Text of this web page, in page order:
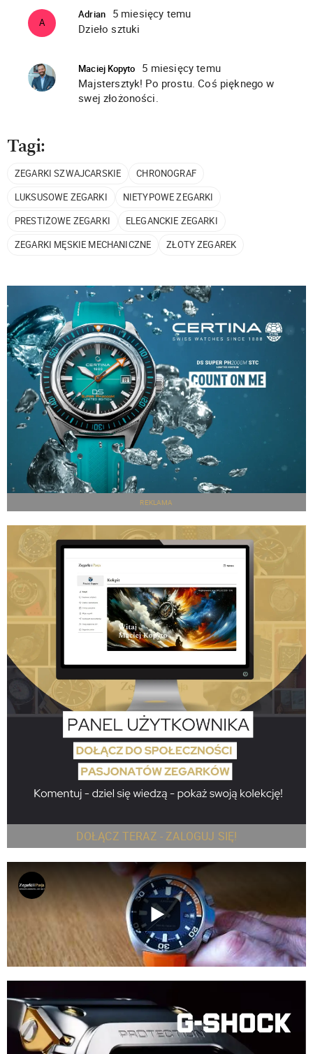
A
Adrian
5 miesięcy temu
Dzieło sztuki
Maciej Kopyto
5 miesięcy temu
Majstersztyk! Po prostu. Coś pięknego w
swej złożoności.
Tagi:
ZEGARKI SZWAJCARSKIE
CHRONOGRAF
LUKSUSOWE ZEGARKI
NIETYPOWE ZEGARKI
PRESTIŻOWE ZEGARKI
ELEGANCKIE ZEGARKI
ZEGARKI MĘSKIE MECHANICZNE
ZŁOTY ZEGAREK
REKLAMA
DOŁĄCZ TERAZ - ZALOGUJ SIĘ!